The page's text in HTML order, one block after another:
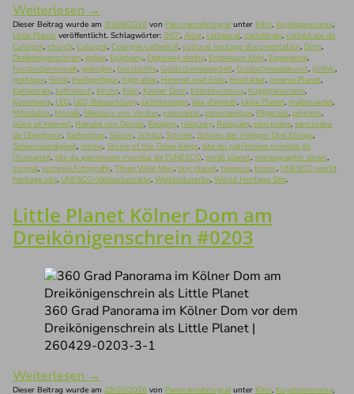
Weiterlesen →
Dieser Beitrag wurde am 30/06/2026 von Panoramafotografunter Köln, Kugelpanorama,
Little Planet veröffentlicht. Schlagwörter: 360°, Altar, cathedral, cathédrale, cathédrale de
Cologne, church, Cologne, Cologne cathedral, cultural heritage documentation, Dom,
Dreikönigenschrein, église, Epiphany, Epiphany shrine, Erzbistum Köln, Experience,
Fussbodenmosaik, gebogen, Geschichte, Goldschmiedearbeit, Goldschmiedekunst, gothic,
gothique, Gotik, Heiligenfigur, high altar, Himmel und Erde, Hochaltar, Inverse Planet,
Kathedrale, katholisch, Kirche, Köln, Kölner Dom, Kölntourismus, Kugelpanorama,
Kunstwerk, LED, LED-Beleuchtung, Lichtkonzept, lieu d'intérêt, Little Planet, maître-autel,
Mittelalter, Mosaik, Nikolaus von Verdun, panoramic, panoramique, Pilgerziel, pilgrims,
place of interest, Rainald von Dassel, Religion, reliquary, Reliquien, sanctuaire, sanctuaire
de l'Epiphanie, Sarkophag, Säulen, Schatz, Schrein, Schrein der Heiligen Drei Könige,
Sehenswürdigkeit, shrine, Shrine of the Three Kings, site du patrimoine mondial de
l'humanité, site du patrimoine mondial de l'UNESCO, small planet, stereographic down,
surreal, surreale Fotografie, Three Wise Men, tiny planet, treasure, trésor, UNESCO world
heritage site, UNESCO-Welterbestätte, Weltkulturerbe, World Heritage Site.
Little Planet Kölner Dom am
Dreikönigenschrein #0203
360 Grad Panorama im Kölner Dom vor dem
Dreikönigenschrein als Little Planet |
260429-0203-3-1
Weiterlesen →
Dieser Beitrag wurde am 29/06/2026 von Panoramafotografunter Köln, Kugelpanorama,